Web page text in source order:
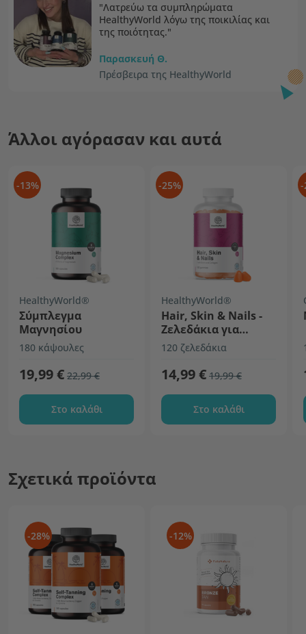
"Λατρεύω τα συμπληρώματα
HealthyWorld λόγω της ποικιλίας και
της ποιότητας."
Παρασκευή Θ.
Πρέσβειρα της HealthyWorld
Άλλοι αγόρασαν και αυτά
-13%
HealthyWorld®
Σύμπλεγμα
Μαγνησίου
180 κάψουλες
19,99 € 22,99 €
Στο καλάθι
-25%
HealthyWorld®
Hair, Skin & Nails -
Ζελεδάκια για
μαλλιά, δέρμα και
νύχια
120 ζελεδάκια
14,99 € 19,99 €
Στο καλάθι
-
Σχετικά προϊόντα
-28% -12%